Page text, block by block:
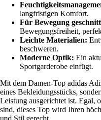
langfristigen Komfort.
Für Bewegung
Bewegungsfreiheit,
Leichte Materialien:
beschweren.
Moderne Optik: Ein
Sportgarderobe einfügt.
Mit dem Damen-Top adidas
eines Bekleidungsstücks,
Leistung ausgerichtet ist. Egal,
sind, dieses Top wird Ihren